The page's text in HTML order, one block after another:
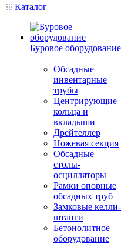
Каталог
Буровое оборудование
Обсадные
инвентарные
трубы
Центрирующие
кольца и
вкладыши
Дрейтеллер
Ножевая секция
Обсадные
столы-
осцилляторы
Рамки опорные
обсадных труб
Замковые келли-
штанги
Бетонолитное
оборудование